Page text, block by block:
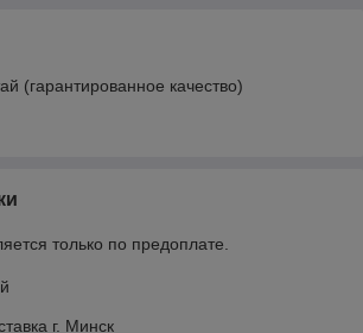
(гарантированное качество)
только по предоплате.
г. Минск